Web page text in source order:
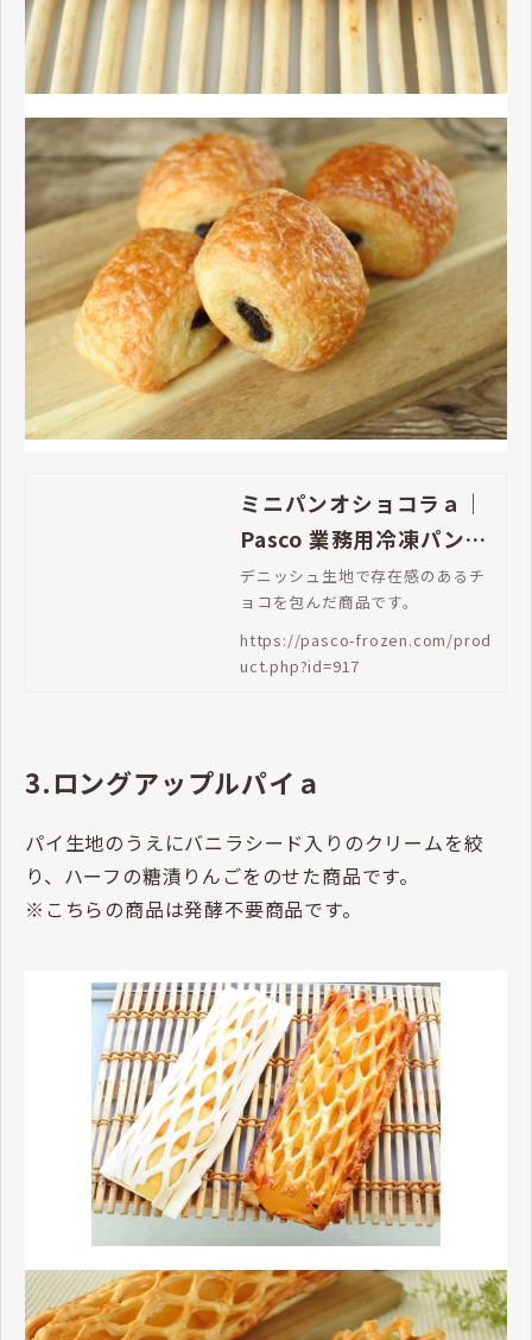
ミニパンオショコラａ｜
Pasco 業務用冷凍パン生
地通販 | Pasco 業務用冷
凍パン生地通販
デニッシュ生地で存在感のあるチ
ョコを包んだ商品です。
https://pasco-frozen.com/prod
uct.php?id=917
3.ロングアップルパイａ
パイ生地のうえにバニラシード入りのクリームを絞
り、ハーフの糖漬りんごをのせた商品です。
※こちらの商品は発酵不要商品です。